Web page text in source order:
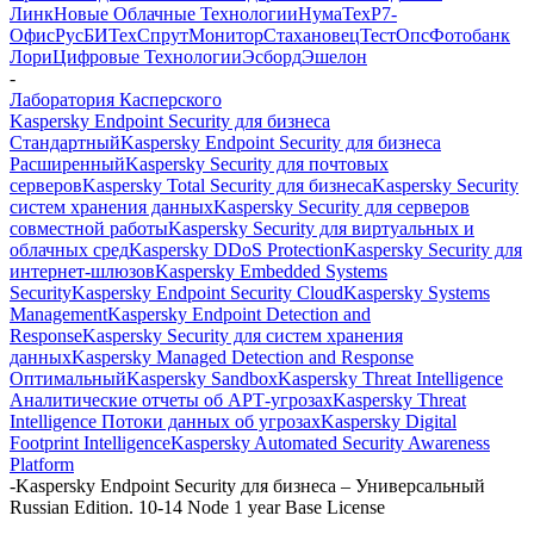
ЛинкНовые Облачные ТехнологииНумаТехР7-
ОфисРусБИТехСпрутМониторСтахановецТестОпсФотобанк
ЛориЦифровые ТехнологииЭсбордЭшелон
-
Лаборатория Касперского
Kaspersky Endpoint Security для бизнеса
СтандартныйKaspersky Endpoint Security для бизнеса
РасширенныйKaspersky Security для почтовых
серверовKaspersky Total Security для бизнесаKaspersky Security
систем хранения данныхKaspersky Security для серверов
совместной работыKaspersky Security для виртуальных и
облачных средKaspersky DDoS ProtectionKaspersky Security для
интернет-шлюзовKaspersky Embedded Systems
SecurityKaspersky Endpoint Security CloudKaspersky Systems
ManagementKaspersky Endpoint Detection and
ResponseKaspersky Security для систем хранения
данныхKaspersky Managed Detection and Response
ОптимальныйKaspersky SandboxKaspersky Threat Intelligence
Аналитические отчеты об АРТ-угрозахKaspersky Threat
Intelligence Потоки данных об угрозахKaspersky Digital
Footprint IntelligenceKaspersky Automated Security Awareness
Platform
-Kaspersky Endpoint Security для бизнеса – Универсальный
Russian Edition. 10-14 Node 1 year Base License